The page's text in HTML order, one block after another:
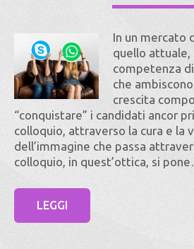
In un mercato
quello attuale,
competenza
che
crescita
“conquistare” i candidati ancor
colloquio, attraverso la cura e la
dell’immagine che passa
colloquio, in quest’ottica, si
LEGGI